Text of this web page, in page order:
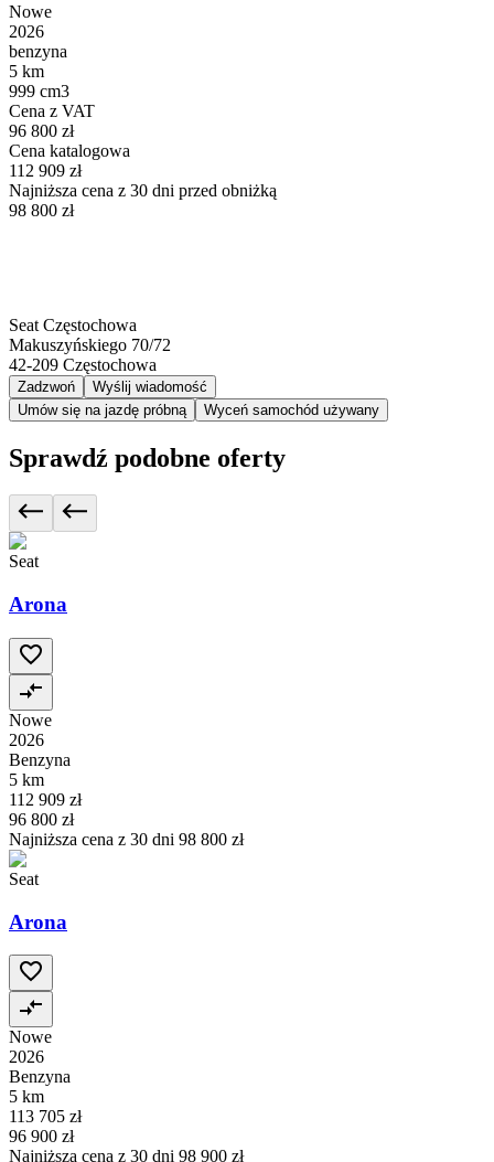
Nowe
2026
benzyna
5 km
999 cm3
Cena z VAT
96 800 zł
Cena katalogowa
112 909 zł
Najniższa cena z 30 dni przed obniżką
98 800 zł
Seat Częstochowa
Makuszyńskiego 70/72
42-209 Częstochowa
Zadzwoń
Wyślij wiadomość
Umów się na jazdę próbną
Wyceń samochód używany
Sprawdź podobne oferty
Seat
Arona
Nowe
2026
Benzyna
5 km
112 909 zł
96 800 zł
Najniższa cena z 30 dni 98 800 zł
Seat
Arona
Nowe
2026
Benzyna
5 km
113 705 zł
96 900 zł
Najniższa cena z 30 dni 98 900 zł